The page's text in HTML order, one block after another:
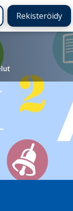
Rekisteröidy